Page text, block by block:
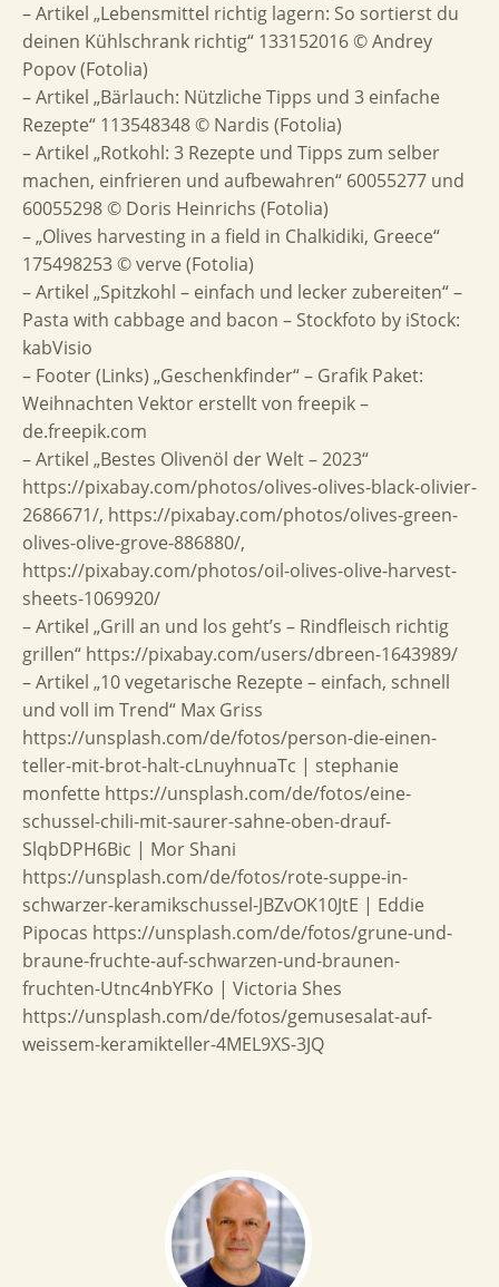
– Artikel „Lebensmittel richtig lagern: So sortierst du
deinen Kühlschrank richtig“ 133152016 © Andrey
Popov (Fotolia)
– Artikel „Bärlauch: Nützliche Tipps und 3 einfache
Rezepte“ 113548348 © Nardis (Fotolia)
– Artikel „Rotkohl: 3 Rezepte und Tipps zum selber
machen, einfrieren und aufbewahren“ 60055277 und
60055298 © Doris Heinrichs (Fotolia)
– „Olives harvesting in a field in Chalkidiki, Greece“
175498253 © verve (Fotolia)
– Artikel „Spitzkohl – einfach und lecker zubereiten“ –
Pasta with cabbage and bacon – Stockfoto by iStock:
kabVisio
– Footer (Links) „Geschenkfinder“ – Grafik Paket:
Weihnachten Vektor erstellt von freepik –
de.freepik.com
– Artikel „Bestes Olivenöl der Welt – 2023“
https://pixabay.com/photos/olives-olives-black-olivier-
2686671/, https://pixabay.com/photos/olives-green-
olives-olive-grove-886880/,
https://pixabay.com/photos/oil-olives-olive-harvest-
sheets-1069920/
– Artikel „Grill an und los geht’s – Rindfleisch richtig
grillen“ https://pixabay.com/users/dbreen-1643989/
– Artikel „10 vegetarische Rezepte – einfach, schnell
und voll im Trend“ Max Griss
https://unsplash.com/de/fotos/person-die-einen-
teller-mit-brot-halt-cLnuyhnuaTc | stephanie
monfette https://unsplash.com/de/fotos/eine-
schussel-chili-mit-saurer-sahne-oben-drauf-
SlqbDPH6Bic | Mor Shani
https://unsplash.com/de/fotos/rote-suppe-in-
schwarzer-keramikschussel-JBZvOK10JtE | Eddie
Pipocas https://unsplash.com/de/fotos/grune-und-
braune-fruchte-auf-schwarzen-und-braunen-
fruchten-Utnc4nbYFKo | Victoria Shes
https://unsplash.com/de/fotos/gemusesalat-auf-
weissem-keramikteller-4MEL9XS-3JQ